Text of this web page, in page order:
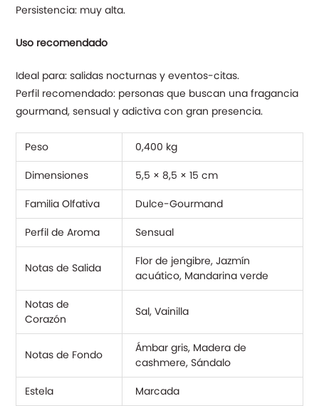
Persistencia: muy alta.
Uso recomendado
Ideal para: salidas nocturnas y eventos-citas.
Perfil recomendado: personas que buscan una fragancia
gourmand, sensual y adictiva con gran presencia.
Peso
0,400 kg
Dimensiones
5,5 × 8,5 × 15 cm
Familia Olfativa
Dulce-Gourmand
Perfil de Aroma
Sensual
Notas de Salida
Flor de jengibre, Jazmín
acuático, Mandarina verde
Notas de
Corazón
Sal, Vainilla
Notas de Fondo
Ámbar gris, Madera de
cashmere, Sándalo
Estela
Marcada